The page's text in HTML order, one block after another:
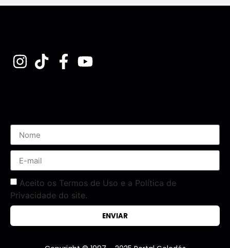
Aceito os Termos de Uso e a Política de
Privacidade do site.
ENVIAR